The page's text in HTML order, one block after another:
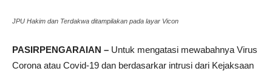
JPU Hakim dan Terdakwa ditampilakan pada layar Vicon
PASIRPENGARAIAN – Untuk mengatasi mewabahnya Virus
Corona atau Covid-19 dan berdasarkar intrusi dari Kejaksaan